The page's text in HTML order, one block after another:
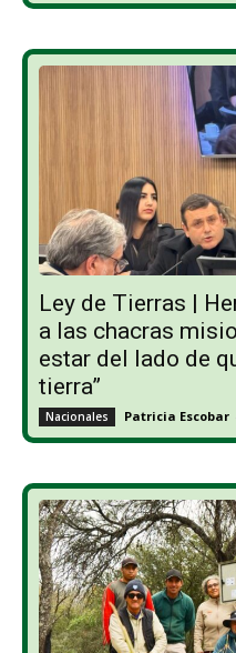
Ley de Tierras |
a las chacras
estar del lado de
tierra”
Nacionales Patricia Escobar